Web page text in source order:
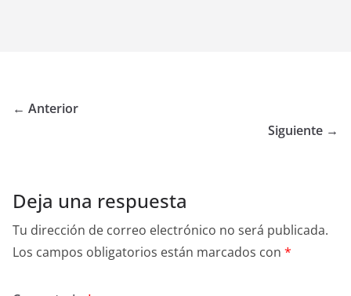
← Anterior
Siguiente →
Deja una respuesta
Tu dirección de correo electrónico no será publicada.
Los campos obligatorios están marcados con *